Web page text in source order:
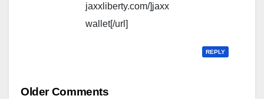
jaxxliberty.com/]jaxx
wallet[/url]
REPLY
Comment
Older Comments